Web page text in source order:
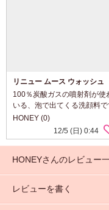
リニュー ムース ウォッシュ
100％炭酸ガスの噴射剤が使
いる、泡で出てくる洗顔料で
製品について ￣￣￣￣￣￣ ・
100％炭酸ガスの噴射剤が作
す、毛穴より小さいマイク
皮脂汚れを肌...
HONEY (0)
12/5 (日) 0:44
HONEYさんのレビュー
レビューを書く